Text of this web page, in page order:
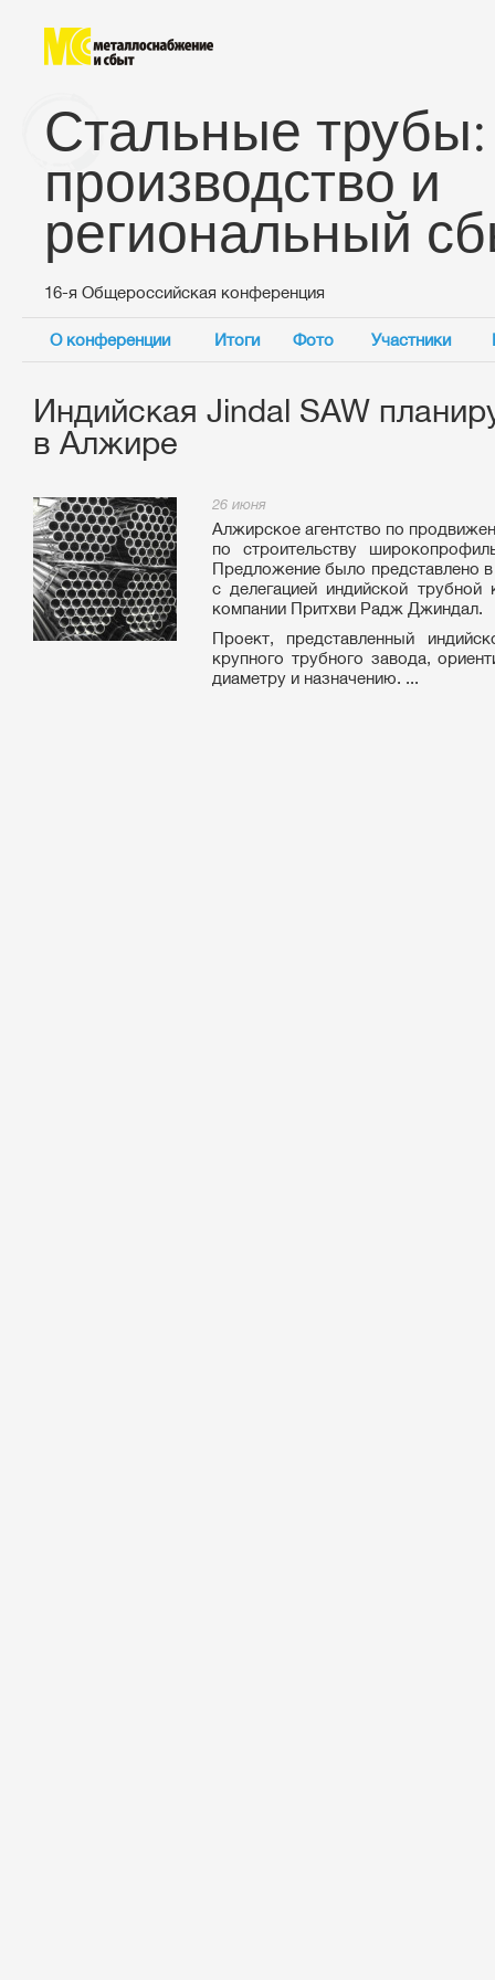
Стальные трубы:
производство и
региональный
16-я Общероссийская конференция
О конференции Итоги Фото Участники
Индийская Jindal SAW
в Алжире
26 июня
Алжирское агентство по
по строительству
Предложение было представлено
с делегацией индийской
компании Притхви Радж Джиндал.
Проект, представленный
крупного трубного завода,
диаметру и назначению. ...